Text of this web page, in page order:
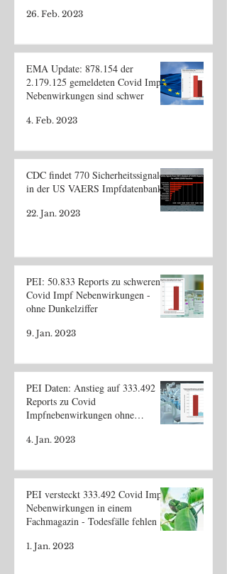
26. Feb. 2023
EMA Update: 878.154 der
2.179.125 gemeldeten Covid Impf
Nebenwirkungen sind schwer
4. Feb. 2023
CDC findet 770 Sicherheitssignale
in der US VAERS Impfdatenbank
22. Jan. 2023
PEI: 50.833 Reports zu schweren
Covid Impf Nebenwirkungen -
ohne Dunkelziffer
9. Jan. 2023
PEI Daten: Anstieg auf 333.492
Reports zu Covid
Impfnebenwirkungen ohne
4. Jan. 2023
PEI versteckt 333.492 Covid Impf
Nebenwirkungen in einem
Fachmagazin - Todesfälle fehlen
1. Jan. 2023